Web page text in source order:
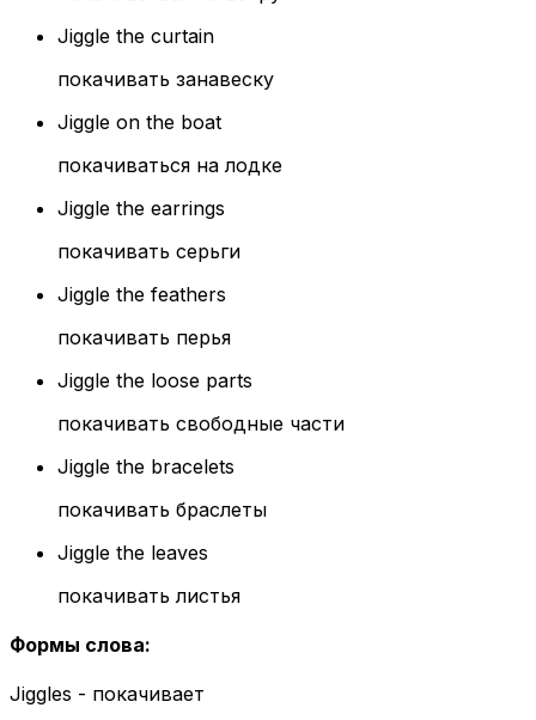
Jiggle the curtain
покачивать занавеску
Jiggle on the boat
покачиваться на лодке
Jiggle the earrings
покачивать серьги
Jiggle the feathers
покачивать перья
Jiggle the loose parts
покачивать свободные части
Jiggle the bracelets
покачивать браслеты
Jiggle the leaves
покачивать листья
Формы слова:
Jiggles - покачивает